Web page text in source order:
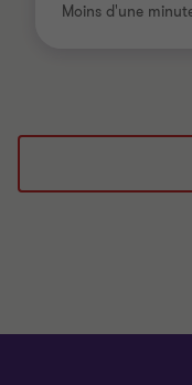
Moins d'une